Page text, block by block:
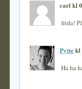
carl kl
frida!
Pyttekl
Ha ha